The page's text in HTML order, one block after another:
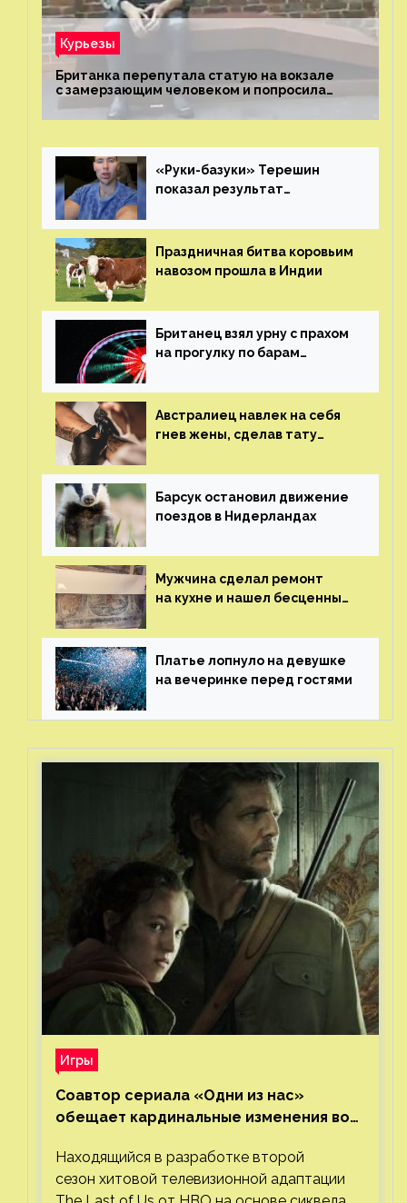
Курьезы
Британка перепутала статую на вокзале
с замерзающим человеком и попросила
о помощи
«Руки-базуки» Терешин
показал результат
Праздничная битва коровьим
навозом прошла в Индии
Британец взял урну с прахом
на прогулку по барам
Австралиец навлек на себя
гнев жены, сделав тату
Барсук остановил движение
поездов в Нидерландах
Мужчина сделал ремонт
на кухне и нашел бесценные
Платье лопнуло на девушке
на вечеринке перед гостями
Игры
Соавтор сериала «Одни из нас»
обещает кардинальные изменения во
Находящийся в разработке второй
сезон хитовой телевизионной адаптации